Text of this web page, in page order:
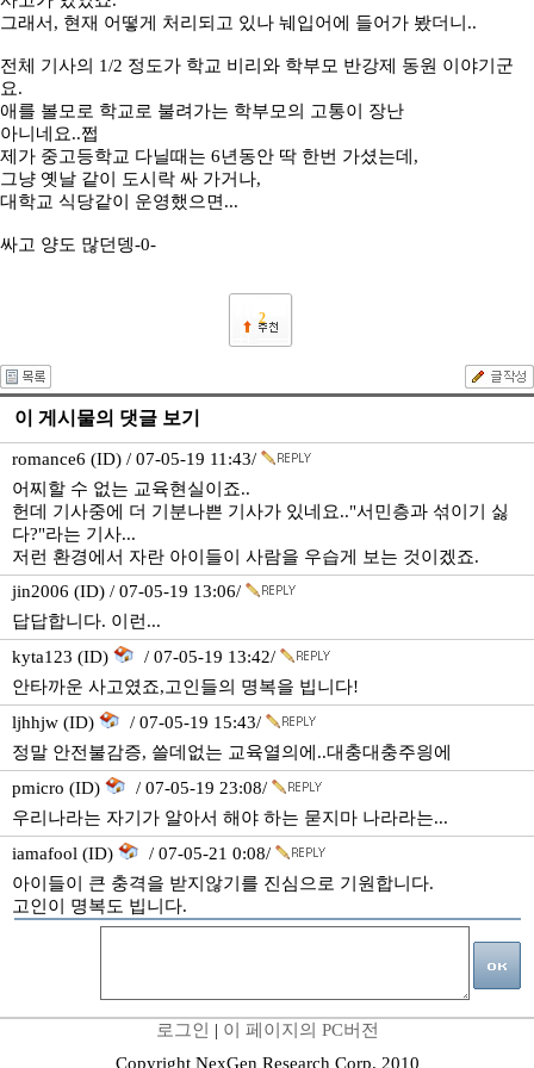
그래서, 현재 어떻게 처리되고 있나 눼입어에 들어가 봤더니..
전체 기사의 1/2 정도가 학교 비리와 학부모 반강제 동원 이야기군
요.
애를 볼모로 학교로 불려가는 학부모의 고통이 장난
아니네요..쩝
제가 중고등학교 다닐때는 6년동안 딱 한번 가셨는데,
그냥 옛날 같이 도시락 싸 가거나,
대학교 식당같이 운영했으면...
싸고 양도 많던뎅-0-
2
이 게시물의 댓글 보기
romance6 (ID) / 07-05-19 11:43/
어찌할 수 없는 교육현실이죠..
헌데 기사중에 더 기분나쁜 기사가 있네요.."서민층과 섞이기 싫
다?"라는 기사...
저런 환경에서 자란 아이들이 사람을 우습게 보는 것이겠죠.
jin2006 (ID) / 07-05-19 13:06/
답답합니다. 이런...
kyta123 (ID)
/ 07-05-19 13:42/
안타까운 사고였죠,고인들의 명복을 빕니다!
ljhhjw (ID)
/ 07-05-19 15:43/
정말 안전불감증, 쓸데없는 교육열의에..대충대충주읭에
pmicro (ID)
/ 07-05-19 23:08/
우리나라는 자기가 알아서 해야 하는 묻지마 나라라는...
iamafool (ID)
/ 07-05-21 0:08/
아이들이 큰 충격을 받지않기를 진심으로 기원합니다.
고인이 명복도 빕니다.
로그인 | 이 페이지의 PC버전
Copyright NexGen Research Corp. 2010